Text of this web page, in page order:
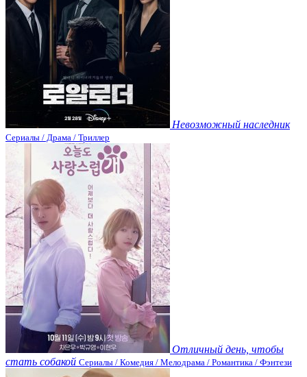
Невозможный наследник
Сериалы / Драма / Триллер
Отличный день, чтобы
стать собакой Сериалы / Комедия / Мелодрама / Романтика / Фэнтези